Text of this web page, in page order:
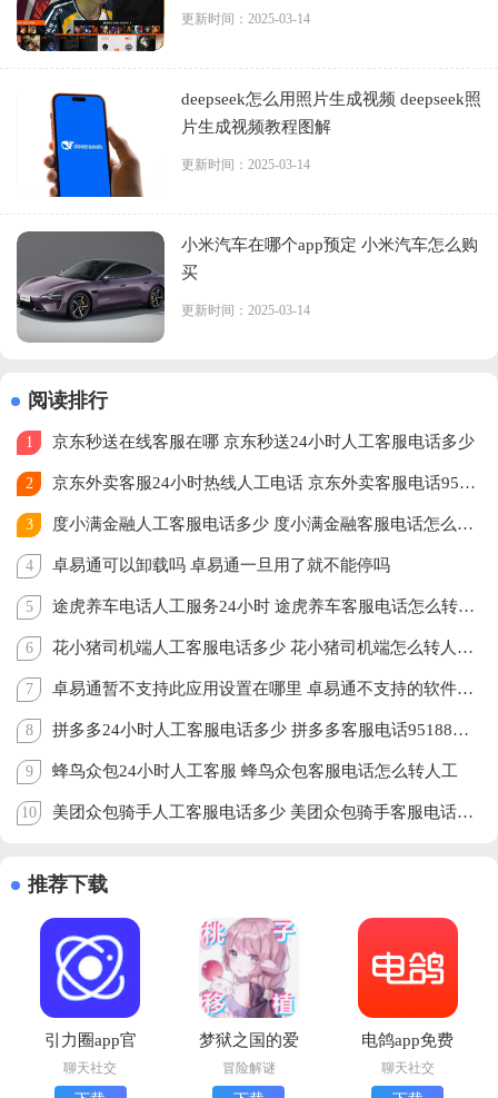
更新时间：2025-03-14
deepseek怎么用照片生成视频 deepseek照
片生成视频教程图解
更新时间：2025-03-14
小米汽车在哪个app预定 小米汽车怎么购
买
更新时间：2025-03-14
阅读排行
1 京东秒送在线客服在哪 京东秒送24小时人工客服电话多少
2 京东外卖客服24小时热线人工电话 京东外卖客服电话95172怎么转人工
3 度小满金融人工客服电话多少 度小满金融客服电话怎么转人工
4 卓易通可以卸载吗 卓易通一旦用了就不能停吗
5 途虎养车电话人工服务24小时 途虎养车客服电话怎么转人工
6 花小猪司机端人工客服电话多少 花小猪司机端怎么转人工客服
7 卓易通暂不支持此应用设置在哪里 卓易通不支持的软件怎么安装
8 拼多多24小时人工客服电话多少 拼多多客服电话95188怎么转人工
9 蜂鸟众包24小时人工客服 蜂鸟众包客服电话怎么转人工
10 美团众包骑手人工客服电话多少 美团众包骑手客服电话怎么转人工
推荐下载
引力圈app官
方版最新版本
下载
聊天社交
梦狱之国的爱
丽丝手机版下
载(夢獄の国
冒险解谜
电鸽app免费
下载正版
聊天社交